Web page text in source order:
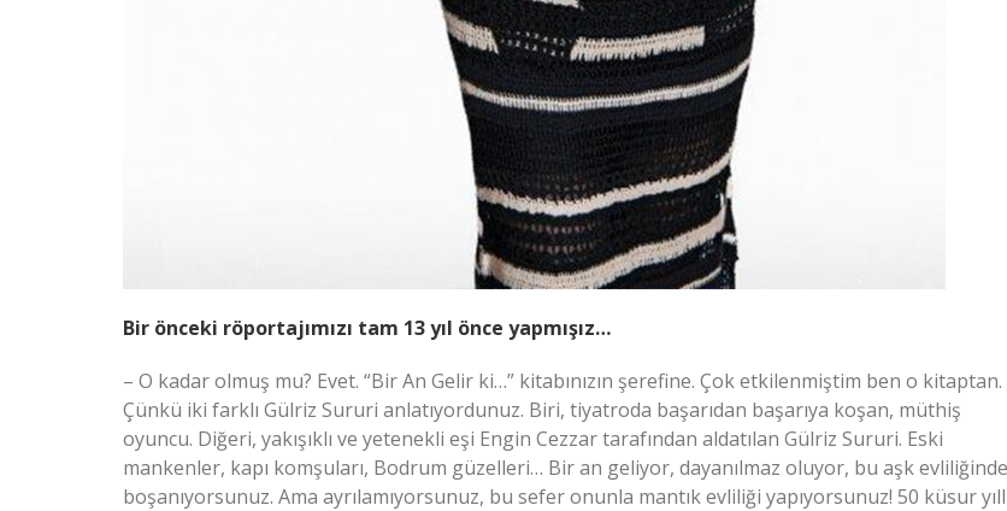
Bir önceki röportajımızı tam 13 yıl önce yapmışız…
– O kadar olmuş mu? Evet. “Bir An Gelir ki…” kitabınızın şerefine. Çok etkilenmiştim ben o kitaptan.
Çünkü iki farklı Gülriz Sururi anlatıyordunuz. Biri, tiyatroda başarıdan başarıya koşan, müthiş
oyuncu. Diğeri, yakışıklı ve yetenekli eşi Engin Cezzar tarafından aldatılan Gülriz Sururi. Eski
mankenler, kapı komşuları, Bodrum güzelleri… Bir an geliyor, dayanılmaz oluyor, bu aşk
boşanıyorsunuz. Ama ayrılamıyorsunuz, bu sefer onunla mantık evliliği yapıyorsunuz! 50 küsur